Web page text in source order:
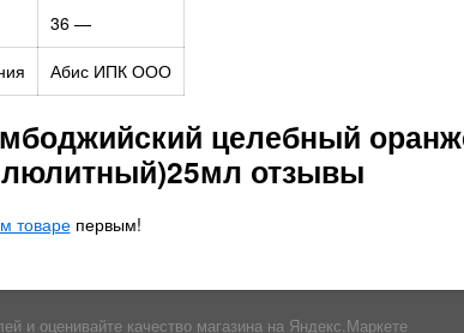
36 —
Абис ИПК ООО
целебный
отзывы
товарепервым!